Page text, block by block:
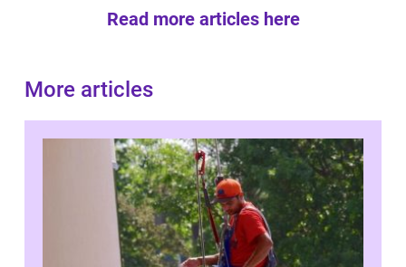
Read more articles here
More articles